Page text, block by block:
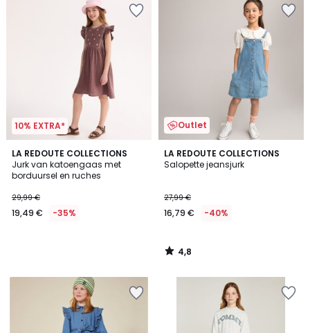
10% EXTRA*
LA REDOUTE COLLECTIONS
Jurk van katoengaas met
borduursel en ruches
29,99 €
19,49 € -35%
Outlet
LA REDOUTE COLLECTIONS
Salopette jeansjurk
27,99 €
16,79 € -40%
4,8
/ 5
4,8
/